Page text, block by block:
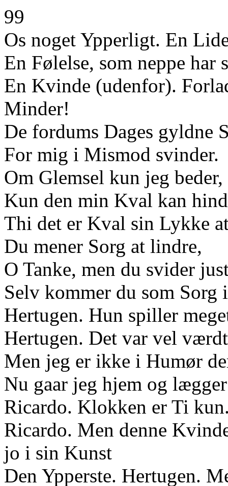
99
Os noget Ypperligt. En
En Følelse, som neppe har
En Kvinde (udenfor).
Minder!
De fordums Dages gyldne
For mig i Mismod svinder.
Om Glemsel kun jeg beder,
Kun den min Kval kan
Thi det er Kval sin Lykke
Du mener Sorg at lindre,
O Tanke, men du svider
Selv kommer du som Sorg
Hertugen. Hun spiller
Hertugen. Det var vel
Men jeg er ikke i Humør
Nu gaar jeg hjem og
Ricardo. Klokken er Ti
Ricardo. Men denne
jo i sin Kunst
Den Ypperste. Hertugen.